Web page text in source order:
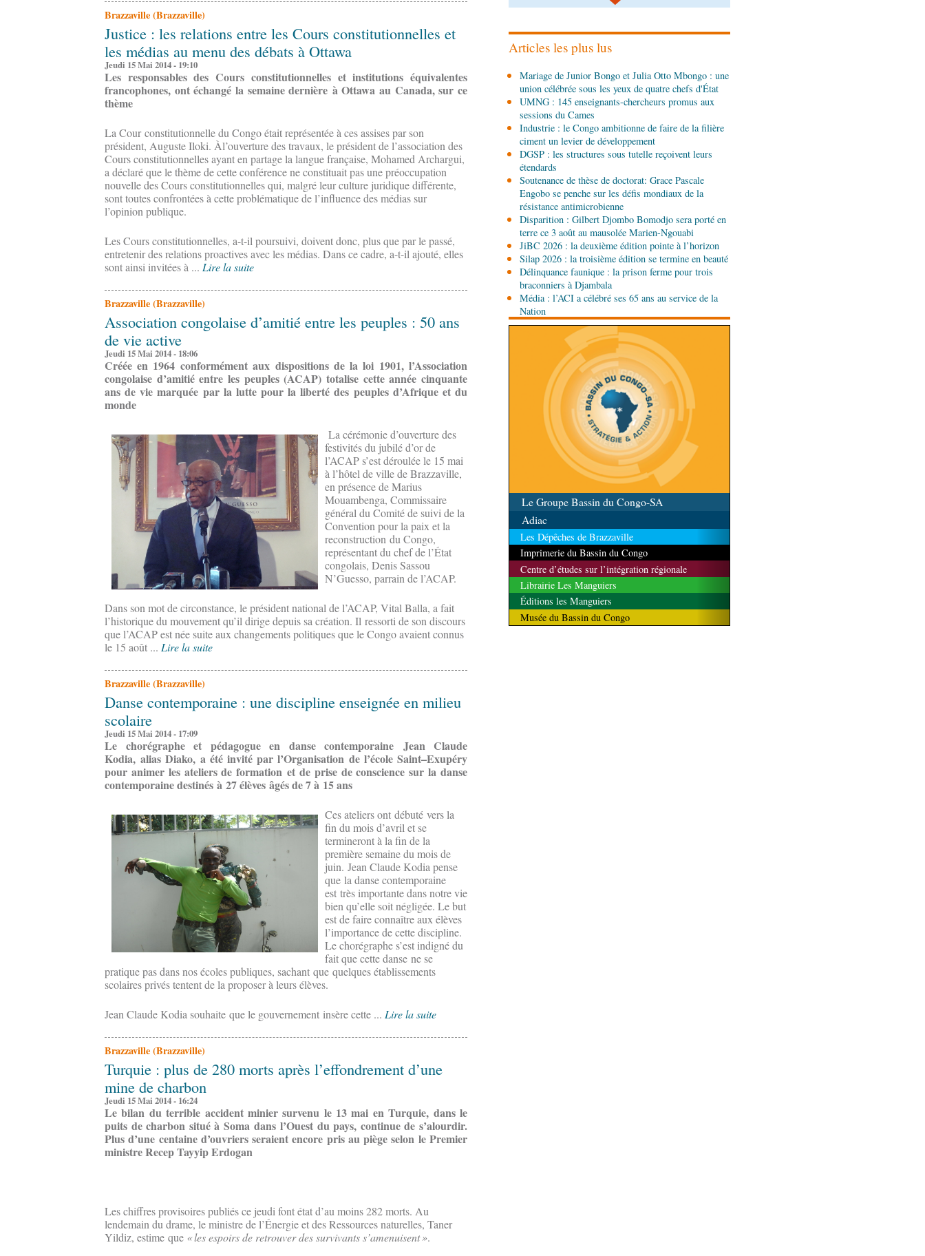
Brazzaville (Brazzaville)
Justice : les relations entre les Cours constitutionnelles et
les médias au menu des débats à Ottawa
Jeudi 15 Mai 2014 - 19:10
Les responsables des Cours constitutionnelles et institutions équivalentes
francophones, ont échangé la semaine dernière à Ottawa au Canada, sur ce
thème
La Cour constitutionnelle du Congo était représentée à ces assises par son
président, Auguste Iloki. Àl’ouverture des travaux, le président de l’association des
Cours constitutionnelles ayant en partage la langue française, Mohamed Archargui,
a déclaré que le thème de cette conférence ne constituait pas une préoccupation
nouvelle des Cours constitutionnelles qui, malgré leur culture juridique différente,
sont toutes confrontées à cette problématique de l’influence des médias sur
l’opinion publique.
Les Cours constitutionnelles, a-t-il poursuivi, doivent donc, plus que par le passé,
entretenir des relations proactives avec les médias. Dans ce cadre, a-t-il ajouté, elles
sont ainsi invitées à ... Lire la suite
Brazzaville (Brazzaville)
Association congolaise d’amitié entre les peuples : 50 ans
de vie active
Jeudi 15 Mai 2014 - 18:06
Créée en 1964 conformément aux dispositions de la loi 1901, l’Association
congolaise d’amitié entre les peuples (ACAP) totalise cette année cinquante
ans de vie marquée par la lutte pour la liberté des peuples d’Afrique et du
monde
La cérémonie d’ouverture des
festivités du jubilé d’or de
l’ACAP s’est déroulée le 15 mai
à l’hôtel de ville de Brazzaville,
en présence de Marius
Mouambenga, Commissaire
général du Comité de suivi de la
Convention pour la paix et la
reconstruction du Congo,
représentant du chef de l’État
congolais, Denis Sassou
N’Guesso, parrain de l’ACAP.
Dans son mot de circonstance, le président national de l’ACAP, Vital Balla, a fait
l’historique du mouvement qu’il dirige depuis sa création. Il ressorti de son discours
que l’ACAP est née suite aux changements politiques que le Congo avaient connus
le 15 août ... Lire la suite
Brazzaville (Brazzaville)
Danse contemporaine : une discipline enseignée en milieu
scolaire
Jeudi 15 Mai 2014 - 17:09
Le chorégraphe et pédagogue en danse contemporaine Jean Claude
Kodia, alias Diako, a été invité par l’Organisation de l’école Saint–Exupéry
pour animer les ateliers de formation et de prise de conscience sur la danse
contemporaine destinés à 27 élèves âgés de 7 à 15 ans
Ces ateliers ont débuté vers la
fin du mois d’avril et se
termineront à la fin de la
première semaine du mois de
juin. Jean Claude Kodia pense
que la danse contemporaine
est très importante dans notre vie
bien qu’elle soit négligée. Le but
est de faire connaître aux élèves
l’importance de cette discipline.
Le chorégraphe s’est indigné du
fait que cette danse ne se
pratique pas dans nos écoles publiques, sachant que quelques établissements
scolaires privés tentent de la proposer à leurs élèves.
Jean Claude Kodia souhaite que le gouvernement insère cette ... Lire la suite
Brazzaville (Brazzaville)
Turquie : plus de 280 morts après l’effondrement d’une
mine de charbon
Jeudi 15 Mai 2014 - 16:24
Le bilan du terrible accident minier survenu le 13 mai en Turquie, dans le
puits de charbon situé à Soma dans l’Ouest du pays, continue de s’alourdir.
Plus d’une centaine d’ouvriers seraient encore pris au piège selon le Premier
ministre Recep Tayyip Erdogan
Les chiffres provisoires publiés ce jeudi font état d’au moins 282 morts. Au
lendemain du drame, le ministre de l’Énergie et des Ressources naturelles, Taner
Yildiz, estime que « les espoirs de retrouver des survivants s’amenuisent ».
08-08-2026 01:00
République du Congo mise sur sa diaspora
PolitiqueDébat d’orientation budgétaire: le
gouvernement présente sa politique économique et
sociale 2027-2029 au Parlement
08-08-2026 00:30
SociétéAssainissement et développement local :
les Nations unies réitèrent leur soutien au Congo
07-08-2026 11:03
SportFootball, le week-end des Diables rouges et
des Congolais de la diaspora en Coupes d'Europe
(matches aller du 3e tour)
07-08-2026 10:15
Afrique-MondeAfrique de l'Ouest : les mafias du
numérique inventent une nouvelle traite humaine
07-08-2026 10:15
SportNzango: Sylvie Malonga élue présidente du
bureau exécutif d’Afis sport Pointe-Noire
Articles les plus lus
Mariage de Junior Bongo et Julia Otto Mbongo : une
union célébrée sous les yeux de quatre chefs d'État
UMNG : 145 enseignants-chercheurs promus aux
sessions du Cames
Industrie : le Congo ambitionne de faire de la filière
ciment un levier de développement
DGSP : les structures sous tutelle reçoivent leurs
étendards
Soutenance de thèse de doctorat: Grace Pascale
Engobo se penche sur les défis mondiaux de la
résistance antimicrobienne
Disparition : Gilbert Djombo Bomodjo sera porté en
terre ce 3 août au mausolée Marien-Ngouabi
JiBC 2026 : la deuxième édition pointe à l’horizon
Silap 2026 : la troisième édition se termine en beauté
Délinquance faunique : la prison ferme pour trois
braconniers à Djambala
Média : l’ACI a célébré ses 65 ans au service de la
Nation
Le Groupe Bassin du Congo-SA
Adiac
Les Dépêches de Brazzaville
Imprimerie du Bassin du Congo
Centre d’études sur l’intégration régionale
Librairie Les Manguiers
Éditions les Manguiers
Musée du Bassin du Congo